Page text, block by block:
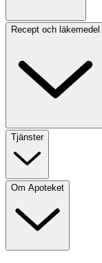
Recept och läkemedel
Tjänster
Om Apoteket